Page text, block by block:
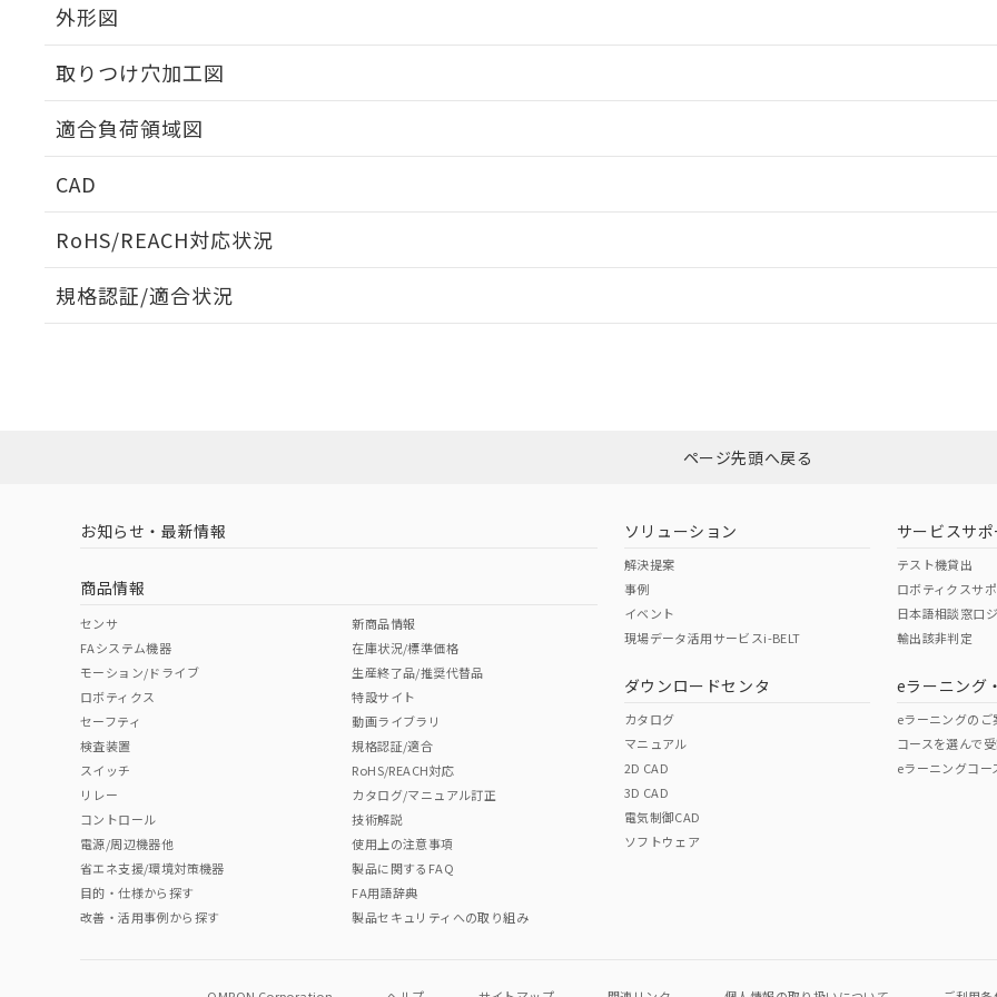
外形図
取りつけ穴加工図
適合負荷領域図
CAD
RoHS/REACH対応状況
EU RoHS 注意事項・凡例
ダウンロードはこちら
中国 RoHS 注意事項・凡例
中国 RoHS表
Pb Hg Cr(VI)
"対応済み"や非含有の記載がされた商品であっても、流通在庫等で未対応品が混在する可能性があります。
非含有品が必要な際は、弊社営業部門もしくは販売店へお問い合わせください。
規格認証/適合状況
ページ先頭へ戻る
お知らせ・最新情報
商品情報
センサ
FAシステム機器
モーション/ドライブ
ロボティクス
セーフティ
検査装置
スイッチ
リレー
コントロール
電源/周辺機器他
省エネ支援/環境対策機器
目的・仕様から探す
改善・活用事例から探す
新商品情報
在庫状況/標準価格
生産終了品/推奨代替品
特設サイト
動画ライブラリ
規格認証/適合
RoHS/REACH対応
カタログ/マニュアル訂正
技術解説
使用上の注意事項
製品に関するFAQ
FA用語辞典
製品セキュリティへの取り組み
ソリューション
解決提案
事例
イベント
現場データ活用サービスi-BELT
ダウンロードセンタ
カタログ
マニュアル
2D CAD
3D CAD
電気制御CAD
ソフトウェア
サービスサポ
テスト機貸出
ロボティクスサ
日本語相談窓口
輸出該非判定
eラーニング
eラーニングのご
コースを選んで
eラーニングコー